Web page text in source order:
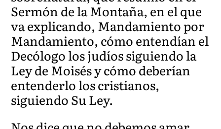
Sermón de la Montaña, en el que
va explicando, Mandamiento por
Mandamiento, cómo entendían el
Decólogo los judíos siguiendo la
Ley de Moisés y cómo deberían
entenderlo los cristianos,
siguiendo Su Ley.